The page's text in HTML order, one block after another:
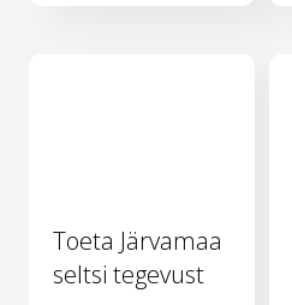
Toeta Järvamaa
seltsi tegevust